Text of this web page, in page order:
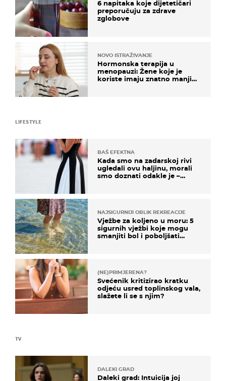
6 napitaka koje dijetetičari
preporučuju za zdrave
zglobove
NOVO ISTRAŽIVANJE
Hormonska terapija u
menopauzi: Žene koje je
koriste imaju znatno manji
TV
DALEKI GRAD
Daleki grad: Intuicija joj
LIFESTYLE
BAŠ EFEKTNA
Kada smo na zadarskoj rivi
ugledali ovu haljinu, morali
smo doznati odakle je –
NAJSIGURNIJI OBLIK REKREACIJE
Vježbe za koljeno u moru: 5
sigurnih vježbi koje mogu
smanjiti bol i poboljšati
(NE)PRIMJERENA?
Svećenik kritizirao kratku
odjeću usred toplinskog vala,
slažete li se s njim?